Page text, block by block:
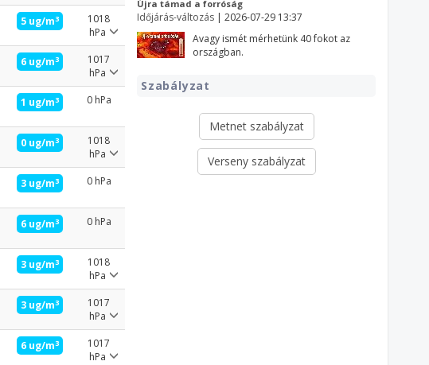
5 ug/m3
1018
hPa
6 ug/m3
1017
hPa
1 ug/m3 0 hPa
0 ug/m3
1018
hPa
3 ug/m3 0 hPa
6 ug/m3 0 hPa
3 ug/m3
1018
hPa
3 ug/m3
1017
hPa
6 ug/m3
1017
hPa
Újra támad a forróság
Időjárás-változás | 2026-07-29 13:37
Avagy ismét mérhetünk 40 fokot az
országban.
Szabályzat
Metnet szabályzat
Verseny szabályzat